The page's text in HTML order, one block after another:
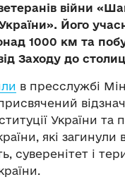
війни
Його
1000 км та
Заходу до
в пресслужбі
України та
які загинули
суверенітет і